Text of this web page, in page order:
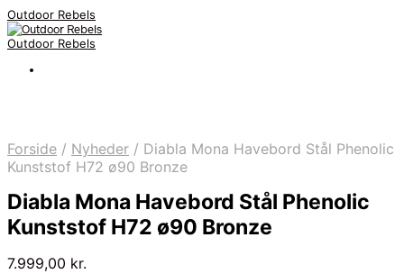
Outdoor Rebels
Outdoor Rebels
Forside / Nyheder / Diabla Mona Havebord Stål Phenolic
Kunststof H72 ø90 Bronze
Diabla Mona Havebord Stål Phenolic
Kunststof H72 ø90 Bronze
7.999,00 kr.